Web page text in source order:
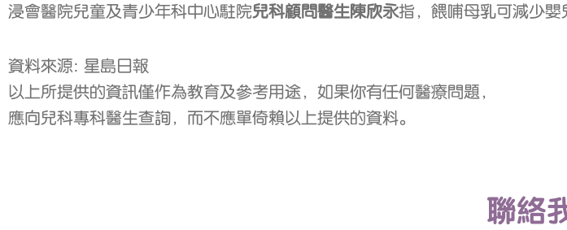
浸會醫院兒童及青少年科中心駐院兒科顧問醫生陳欣永指，餵哺母乳可減少嬰
資料來源: 星島日報
以上所提供的資訊僅作為教育及參考用途，如果你有任何醫療問題，
應向兒科專科醫生查詢，而不應單倚賴以上提供的資料。
聯絡